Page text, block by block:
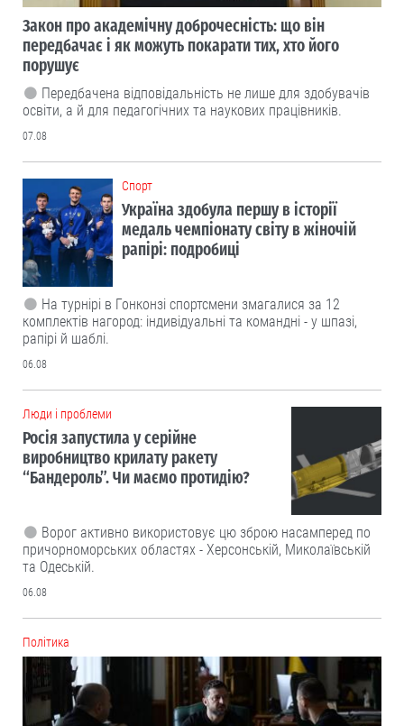
Закон про академічну доброчесність: що він
передбачає і як можуть покарати тих, хто його
порушує
Передбачена відповідальність не лише для здобувачів
освіти, а й для педагогічних та наукових працівників.
07.08
Cпорт
Україна здобула першу в історії
медаль чемпіонату світу в жіночій
рапірі: подробиці
На турнірі в Гонконзі спортсмени змагалися за 12
комплектів нагород: індивідуальні та командні - у шпазі,
рапірі й шаблі.
06.08
Люди і проблеми
Росія запустила у серійне
виробництво крилату ракету
“Бандероль”. Чи маємо протидію?
Ворог активно використовує цю зброю насамперед по
причорноморських областях - Херсонській, Миколаївській
та Одеській.
06.08
Політика